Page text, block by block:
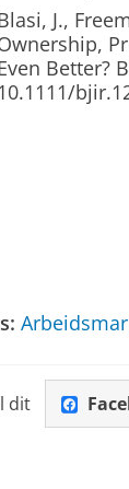
J.,
Better?
10.1111/
dit